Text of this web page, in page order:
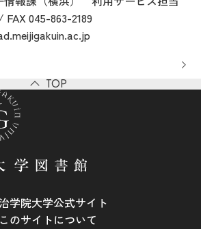
045-863-2189
TOP
学院大学公式サイト
このサイトについて